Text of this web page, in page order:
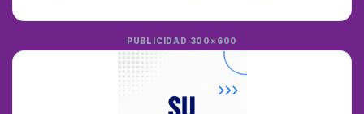
PUBLICIDAD 300×600